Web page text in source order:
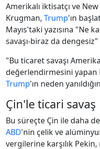
Amerikalı iktisatçı ve
Krugman, Trump'ın
Mayıs'taki yazısına "Ne
savaşı-biraz da dengesiz"
"Bu ticaret savaşı
değerlendirmesini
Trump'ın neden
Çin'le ticari savaş
Bu süreçte Çin ile daha
ABD'nin çelik ve
vergilerine karşılık Pekin,